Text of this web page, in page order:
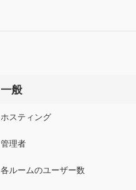
一般
ホスティング
管理者
各ルームのユーザー数